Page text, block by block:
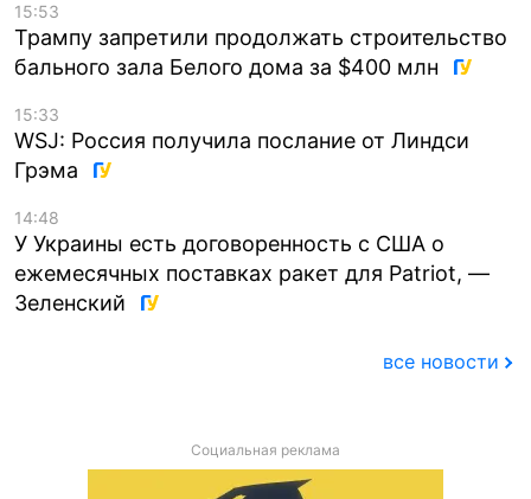
15:53
Трампу запретили продолжать строительство
бального зала Белого дома за $400 млн
15:33
WSJ: Россия получила послание от Линдси
Грэма
14:48
У Украины есть договоренность с США о
ежемесячных поставках ракет для Patriot, —
Зеленский
все новости
Социальная реклама